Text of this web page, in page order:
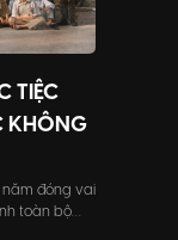
TIỆC
KHÔNG
năm đóng vai
toàn bộ